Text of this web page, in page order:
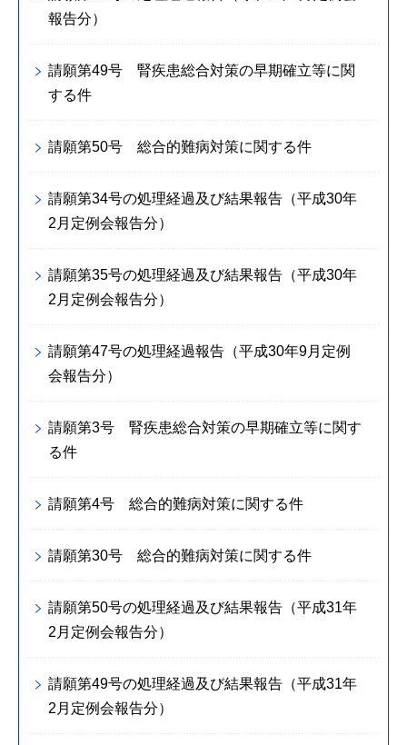
報告分）
請願第49号 腎疾患総合対策の早期確立等に関
する件
請願第50号 総合的難病対策に関する件
請願第34号の処理経過及び結果報告（平成30年
2月定例会報告分）
請願第35号の処理経過及び結果報告（平成30年
2月定例会報告分）
請願第47号の処理経過報告（平成30年9月定例
会報告分）
請願第3号 腎疾患総合対策の早期確立等に関す
る件
請願第4号 総合的難病対策に関する件
請願第30号 総合的難病対策に関する件
請願第50号の処理経過及び結果報告（平成31年
2月定例会報告分）
請願第49号の処理経過及び結果報告（平成31年
2月定例会報告分）